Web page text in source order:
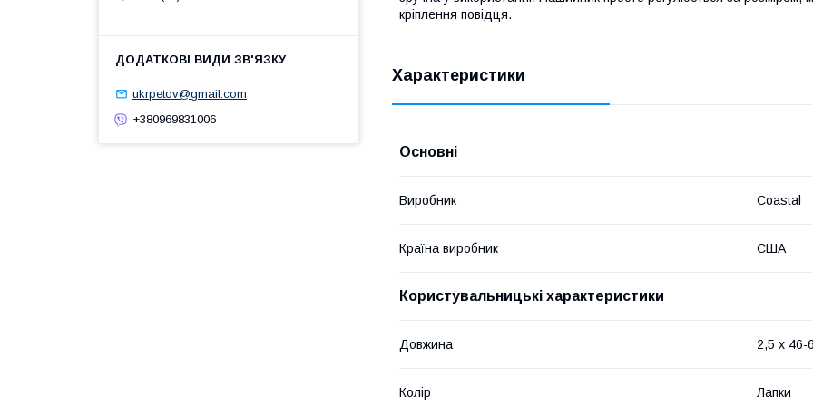
кріплення повідця.
Характеристики
Основні
Виробник Coastal
Країна виробник США
Користувальницькі характеристики
Довжина 2,5 х 46-
Колір Лапки
ukrpetov@gmail.com
+380969831006